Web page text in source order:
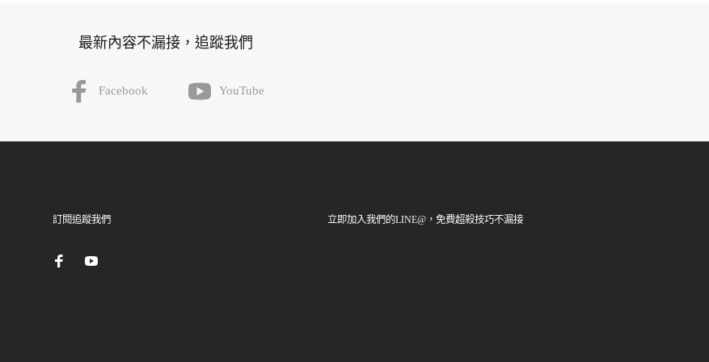
最新內容不漏接，追蹤我們
Facebook YouTube
訂閱追蹤我們 立即加入我們的LINE@，免費超殺技巧不漏接